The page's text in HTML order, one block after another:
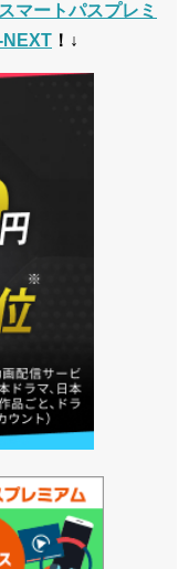
マートパスプレミ
NEXT ！↓